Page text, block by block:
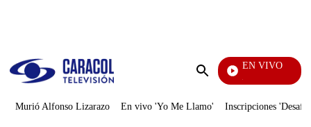
Enviar
EN VIVO
Noticias Caracol
Murió Alfonso Lizarazo En vivo 'Yo Me Llamo' Inscripciones